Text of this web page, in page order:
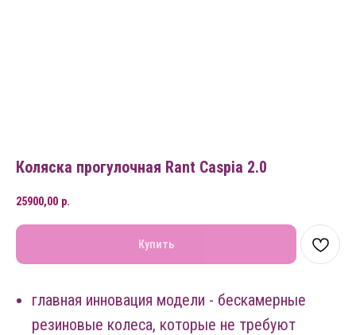
Коляска прогулочная Rant Caspia 2.0
25900,00 р.
Купить
главная инновация модели - бескамерные
резиновые колеса, которые не требуют